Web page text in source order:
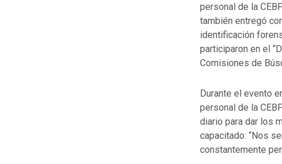
personal de la
también entregó
identificación
participaron en el
Comisiones de
Durante el evento
personal de la
diario para dar los
capacitado: “Nos
constantemente